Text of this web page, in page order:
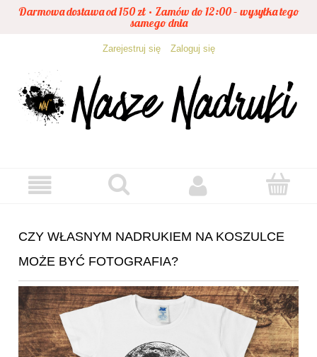
Darmowa dostawa od 150 zł • Zamów do 12:00 – wysyłka tego
samego dnia
Zarejestruj się Zaloguj się
CZY WŁASNYM NADRUKIEM NA KOSZULCE
MOŻE BYĆ FOTOGRAFIA?